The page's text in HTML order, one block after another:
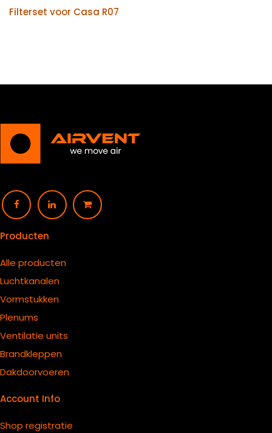
Filterset voor Casa R07
Producten
Alle producten
Luchtkanalen
Vormstukken
Plenums
Ventilatie units
Brandkleppen
Dakdoorvoeren
Account Info
Shop registratie